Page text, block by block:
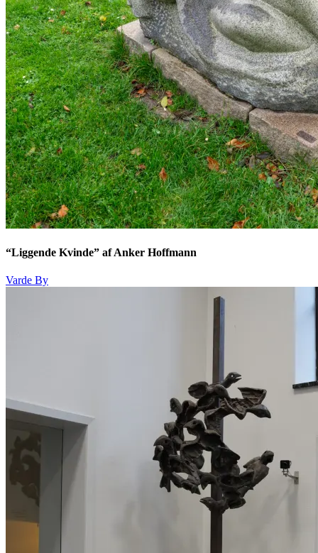
“Liggende Kvinde” af Anker Hoffmann
Varde By